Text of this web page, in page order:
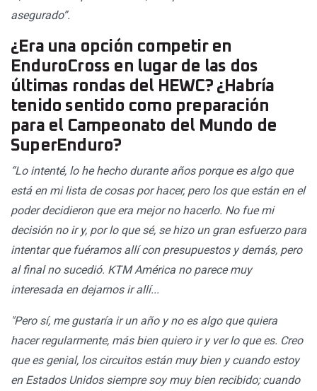
asegurado”.
¿Era una opción competir en
EnduroCross en lugar de las dos
últimas rondas del HEWC? ¿Habría
tenido sentido como preparación
para el Campeonato del Mundo de
SuperEnduro?
“Lo intenté, lo he hecho durante años porque es algo que
está en mi lista de cosas por hacer, pero los que están en el
poder decidieron que era mejor no hacerlo. No fue mi
decisión no ir y, por lo que sé, se hizo un gran esfuerzo para
intentar que fuéramos allí con presupuestos y demás, pero
al final no sucedió. KTM América no parece muy
interesada en dejarnos ir allí...
"Pero sí, me gustaría ir un año y no es algo que quiera
hacer regularmente, más bien quiero ir y ver lo que es. Creo
que es genial, los circuitos están muy bien y cuando estoy
en Estados Unidos siempre soy muy bien recibido; cuando